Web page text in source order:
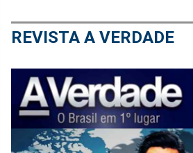
REVISTA A VERDADE